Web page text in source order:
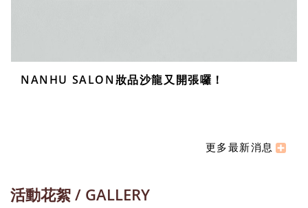
NANHU SALON妝品沙龍又開張囉！
更多最新消息
活動花絮 / GALLERY